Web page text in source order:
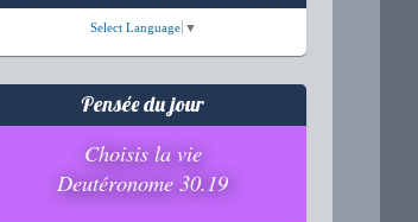
Select Language ▼
Pensée du jour
Choisis la vie
Deutéronome 30.19